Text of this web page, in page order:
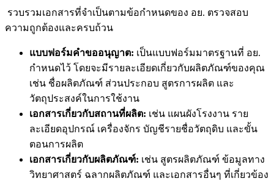
รวบรวมเอกสารที่จำเป็นตามข้อกำหนดของ อย. ตรวจสอบ
ความถูกต้องและครบถ้วน
แบบฟอร์มคำขออนุญาต: เป็นแบบฟอร์มมาตรฐานที่ อย.
กำหนดไว้ โดยจะมีรายละเอียดเกี่ยวกับผลิตภัณฑ์ของคุณ
เช่น ชื่อผลิตภัณฑ์ ส่วนประกอบ สูตรการผลิต และ
วัตถุประสงค์ในการใช้งาน
เอกสารเกี่ยวกับสถานที่ผลิต: เช่น แผนผังโรงงาน ราย
ละเอียดอุปกรณ์ เครื่องจักร บัญชีรายชื่อวัตถุดิบ และขั้น
ตอนการผลิต
เอกสารเกี่ยวกับผลิตภัณฑ์: เช่น สูตรผลิตภัณฑ์ ข้อมูลทาง
วิทยาศาสตร์ ฉลากผลิตภัณฑ์ และเอกสารอื่นๆ ที่เกี่ยวข้อง